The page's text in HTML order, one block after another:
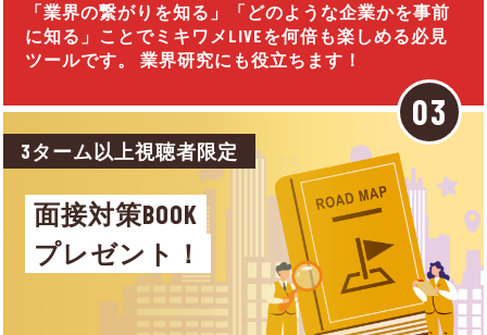
「業界の繋がりを知る」「どのような企業かを事前
に知る」ことでミキワメLIVEを何倍も楽しめる必見
ツールです。 業界研究にも役立ちます！
3ターム以上視聴者限定
面接対策BOOK
プレゼント！